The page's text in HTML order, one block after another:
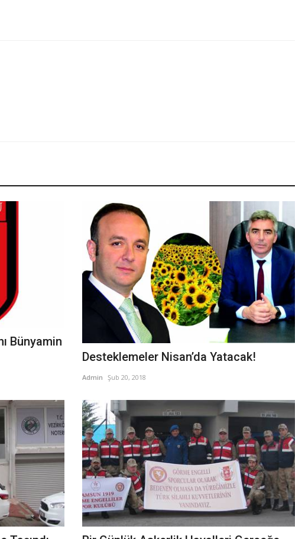
Bünyamin
Desteklemeler Nisan’da Yatacak!
Admin Şub 20, 2018